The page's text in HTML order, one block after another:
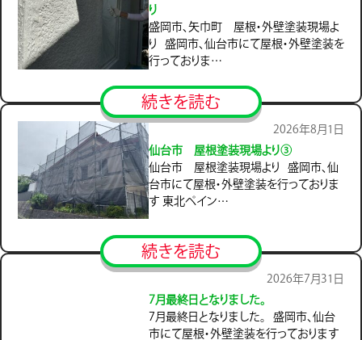
り
盛岡市、矢巾町 屋根・外壁塗装現場よ
り 盛岡市、仙台市にて屋根・外壁塗装を
行っておりま…
続きを読む
2026年8月1日
仙台市 屋根塗装現場より③
仙台市 屋根塗装現場より 盛岡市、仙
台市にて屋根・外壁塗装を行っておりま
す 東北ペイン…
続きを読む
2026年7月31日
7月最終日となりました。
7月最終日となりました。 盛岡市、仙台
市にて屋根・外壁塗装を行っております